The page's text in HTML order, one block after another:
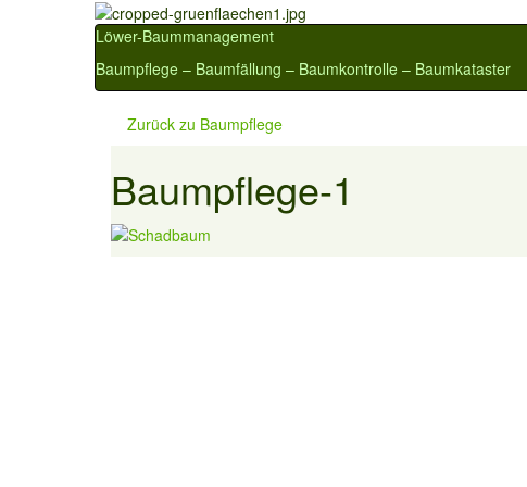
Löwer-Baummanagement
Baumpflege – Baumfällung – Baumkontrolle – Baumkataster
Zurück zu Baumpflege
Baumpflege-1